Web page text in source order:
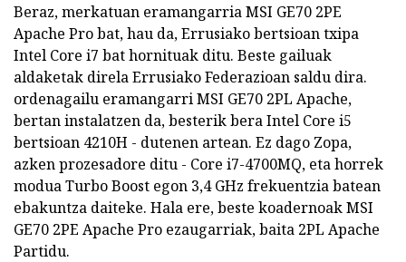
Beraz, merkatuan eramangarria MSI GE70 2PE
Apache Pro bat, hau da, Errusiako bertsioan txipa
Intel Core i7 bat hornituak ditu. Beste gailuak
aldaketak direla Errusiako Federazioan saldu dira.
ordenagailu eramangarri MSI GE70 2PL Apache,
bertan instalatzen da, besterik bera Intel Core i5
bertsioan 4210H - dutenen artean. Ez dago Zopa,
azken prozesadore ditu - Core i7-4700MQ, eta horrek
modua Turbo Boost egon 3,4 GHz frekuentzia batean
ebakuntza daiteke. Hala ere, beste koadernoak MSI
GE70 2PE Apache Pro ezaugarriak, baita 2PL Apache
Partidu.